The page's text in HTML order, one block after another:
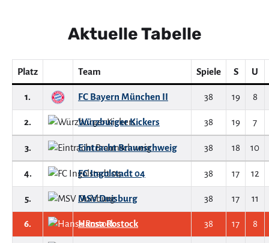
Aktuelle Tabelle
Platz Team Spiele S U
1. FC Bayern München II 38 19 8
2. Würzburger Kickers 38 19 7
3. Eintracht Braunschweig 38 18 10
4. FC Ingolstadt 04 38 17 12
5. MSV Duisburg 38 17 11
6. Hansa Rostock 38 17 8